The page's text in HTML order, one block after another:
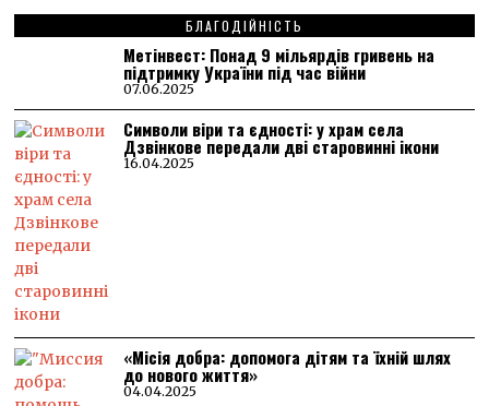
БЛАГОДІЙНІСТЬ
Метінвест: Понад 9 мільярдів гривень на
підтримку України під час війни
07.06.2025
Символи віри та єдності: у храм села
Дзвінкове передали дві старовинні ікони
16.04.2025
«Місія добра: допомога дітям та їхній шлях
до нового життя»
04.04.2025